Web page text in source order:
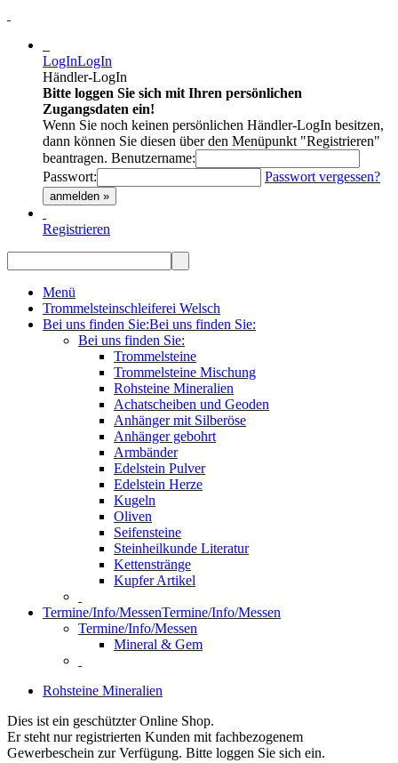
LogInLogIn
Händler-LogIn
Bitte loggen Sie sich mit Ihren persönlichen
Zugangsdaten ein!
Wenn Sie noch keinen persönlichen Händler-LogIn besitzen,
dann können Sie diesen über den Menüpunkt "Registrieren"
beantragen. Benutzername:
Passwort:
Passwort vergessen?
anmelden »
Registrieren
Menü
Trommelsteinschleiferei Welsch
Bei uns finden Sie:Bei uns finden Sie:
Bei uns finden Sie:
Trommelsteine
Trommelsteine Mischung
Rohsteine Mineralien
Achatscheiben und Geoden
Anhänger mit Silberöse
Anhänger gebohrt
Armbänder
Edelstein Pulver
Edelstein Herze
Kugeln
Oliven
Seifensteine
Steinheilkunde Literatur
Kettenstränge
Kupfer Artikel
Termine/Info/MessenTermine/Info/Messen
Termine/Info/Messen
Mineral & Gem
Rohsteine Mineralien
Dies ist ein geschützter Online Shop.
Er steht nur registrierten Kunden mit fachbezogenem
Gewerbeschein zur Verfügung. Bitte loggen Sie sich ein.